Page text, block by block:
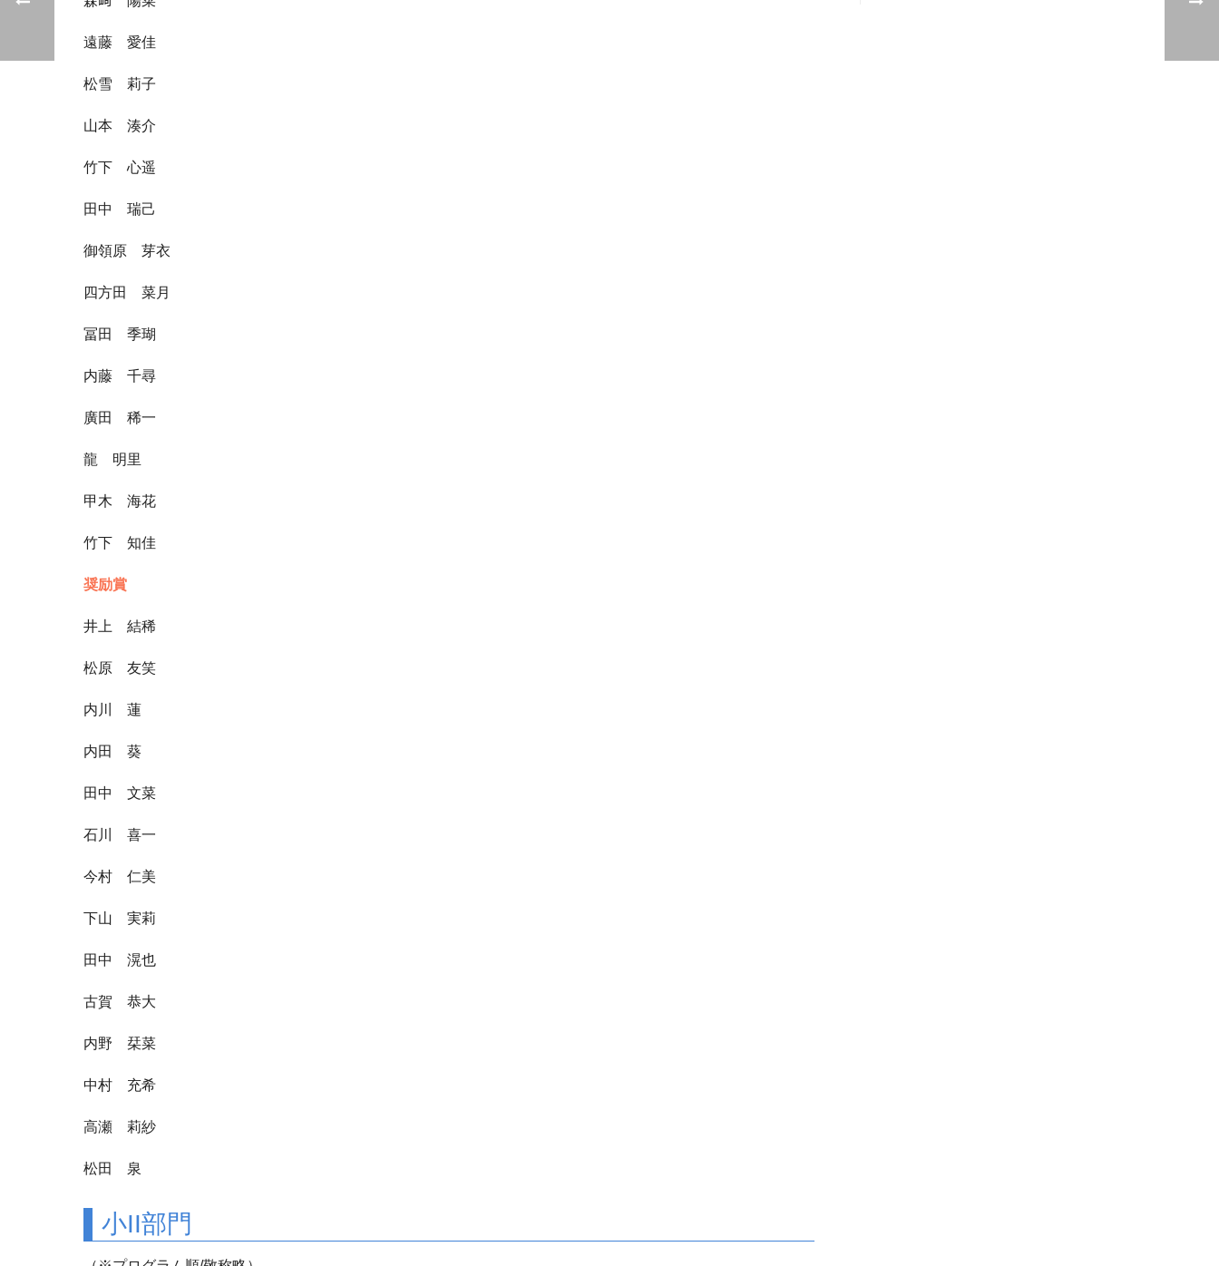
遠藤 愛佳
松雪 莉子
山本 湊介
竹下 心遥
田中 瑞己
御領原 芽衣
四方田 菜月
冨田 季瑚
内藤 千尋
廣田 稀一
龍 明里
甲木 海花
竹下 知佳
奨励賞
井上 結稀
松原 友笑
内川 蓮
内田 葵
田中 文菜
石川 喜一
今村 仁美
下山 実莉
田中 滉也
古賀 恭大
内野 栞菜
中村 充希
高瀬 莉紗
松田 泉
小II部門